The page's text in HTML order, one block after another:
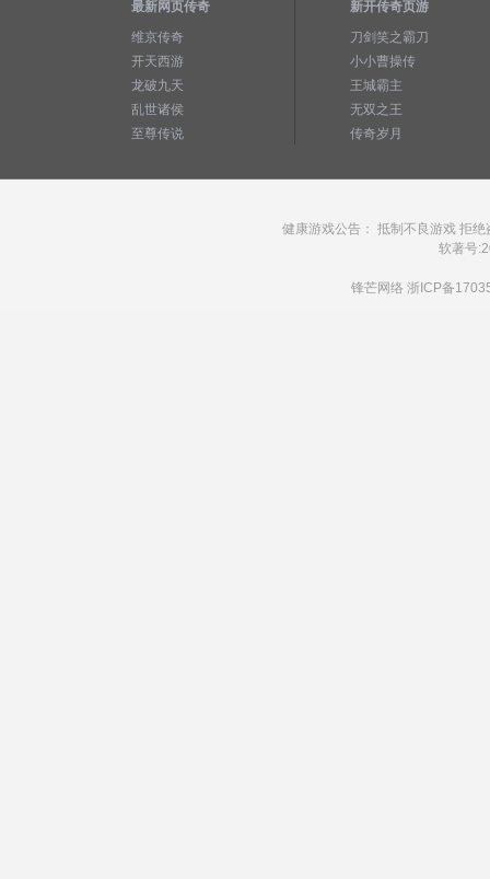
最新网页传奇
维京传奇
开天西游
龙破九天
乱世诸侯
至尊传说
新开传奇页游
刀剑笑之霸刀
小小曹操传
王城霸主
无双之王
传奇岁月
健康游戏公告： 抵制不良游戏 拒
软著号
锋芒网络 浙ICP备